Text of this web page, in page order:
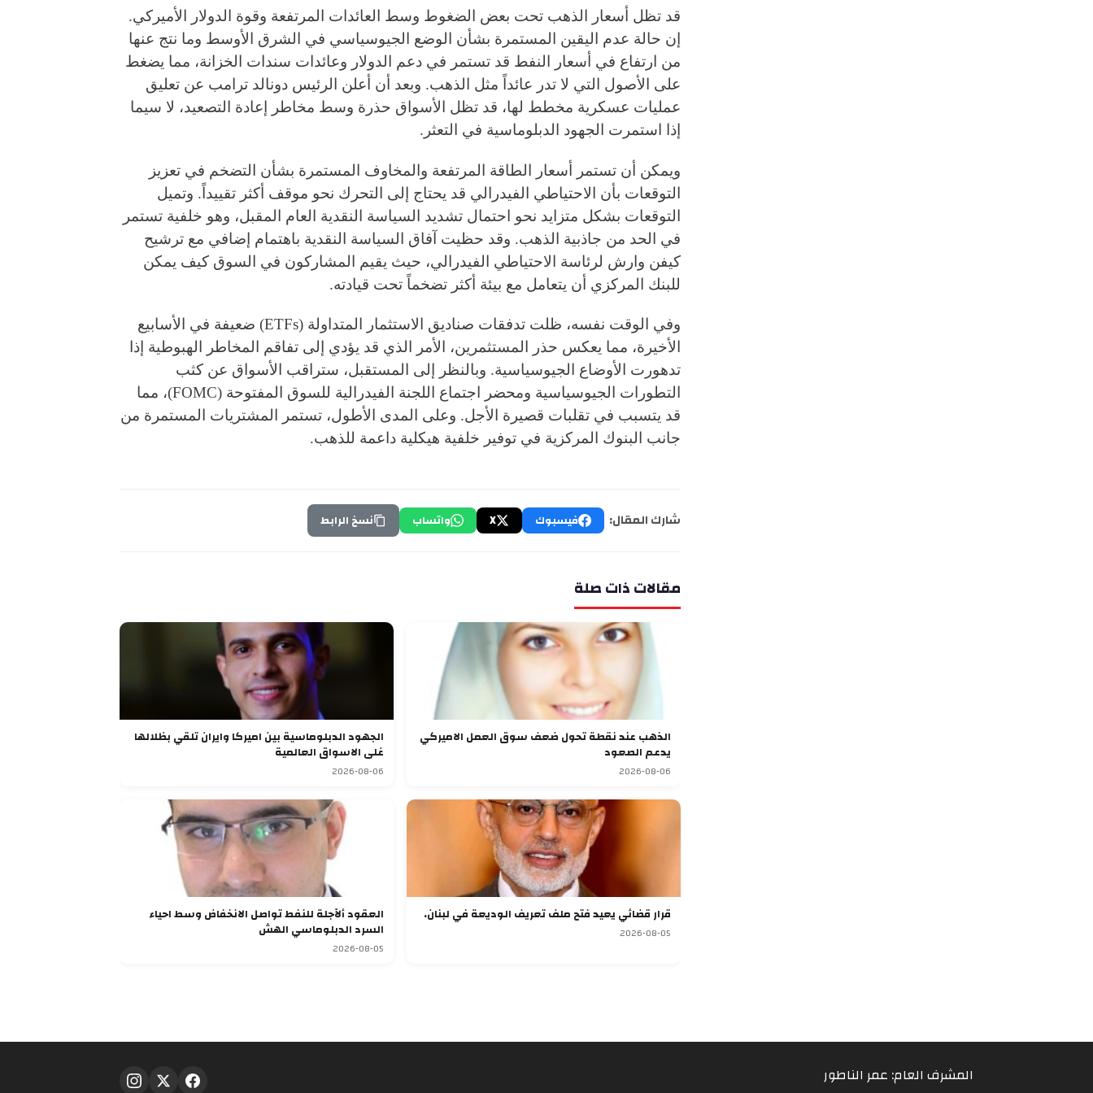
قد تظل أسعار الذهب تحت بعض الضغوط وسط العائدات المرتفعة وقوة الدولار الأميركي.
إن حالة عدم اليقين المستمرة بشأن الوضع الجيوسياسي في الشرق الأوسط وما نتج عنها
من ارتفاع في أسعار النفط قد تستمر في دعم الدولار وعائدات سندات الخزانة، مما يضغط
على الأصول التي لا تدر عائداً مثل الذهب. وبعد أن أعلن الرئيس دونالد ترامب عن تعليق
عمليات عسكرية مخطط لها، قد تظل الأسواق حذرة وسط مخاطر إعادة التصعيد، لا سيما
إذا استمرت الجهود الدبلوماسية في التعثر.
ويمكن أن تستمر أسعار الطاقة المرتفعة والمخاوف المستمرة بشأن التضخم في تعزيز
التوقعات بأن الاحتياطي الفيدرالي قد يحتاج إلى التحرك نحو موقف أكثر تقييداً. وتميل
التوقعات بشكل متزايد نحو احتمال تشديد السياسة النقدية العام المقبل، وهو خلفية تستمر
في الحد من جاذبية الذهب. وقد حظيت آفاق السياسة النقدية باهتمام إضافي مع ترشيح
كيفن وارش لرئاسة الاحتياطي الفيدرالي، حيث يقيم المشاركون في السوق كيف يمكن
للبنك المركزي أن يتعامل مع بيئة أكثر تضخماً تحت قيادته.
وفي الوقت نفسه، ظلت تدفقات صناديق الاستثمار المتداولة (ETFs) ضعيفة في الأسابيع
الأخيرة، مما يعكس حذر المستثمرين، الأمر الذي قد يؤدي إلى تفاقم المخاطر الهبوطية إذا
تدهورت الأوضاع الجيوسياسية. وبالنظر إلى المستقبل، ستراقب الأسواق عن كثب
التطورات الجيوسياسية ومحضر اجتماع اللجنة الفيدرالية للسوق المفتوحة (FOMC)، مما
قد يتسبب في تقلبات قصيرة الأجل. وعلى المدى الأطول، تستمر المشتريات المستمرة من
جانب البنوك المركزية في توفير خلفية هيكلية داعمة للذهب.
شارك المقال: فيسبوك X واتساب نسخ الرابط
مقالات ذات صلة
الذهب عند نقطة تحول ضعف سوق العمل الاميركي
يدعم الصعود
2026-08-06
الجهود الدبلوماسية بين اميركا وايران تلقي بظلالها
غلى الاسواق العالمية
2026-08-06
قرار قضائي يعيد فتح ملف تعريف الوديعة في لبنان.
2026-08-05
العقود ألآجلة للنفط تواصل الانخفاض وسط احياء
السرد الدبلوماسي الهش
2026-08-05
المشرف العام: عمر الناطور